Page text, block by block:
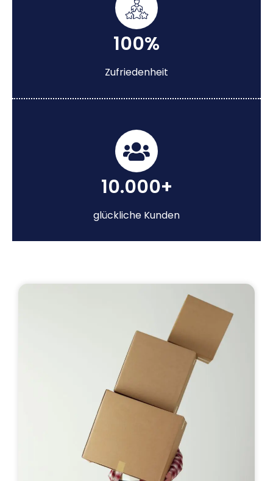
100%
Zufriedenheit
10.000+
glückliche Kunden